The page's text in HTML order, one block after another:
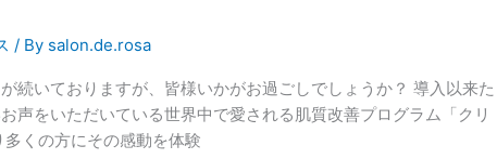
/ By salon.de.rosa
続いておりますが、皆様いかがお過ごしでしょうか？ 導入以来た
声をいただいている世界中で愛される肌質改善プログラム「クリ
くの方にその感動を体験